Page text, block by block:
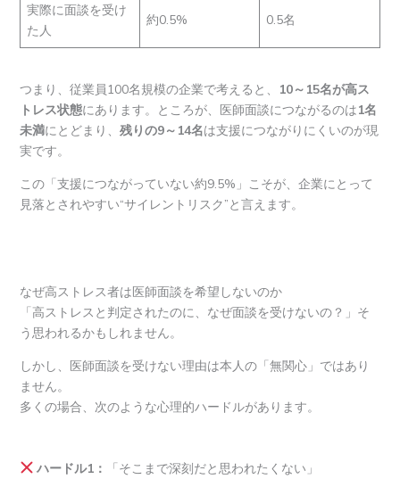
実際に面談を受け
た人
約0.5% 0.5名
つまり、従業員100名規模の企業で考えると、
10～15名が高ス
トレス状態にあります。ところが、医師面談につながるのは1名
未満にとどまり、 残りの9～14名は支援につながりにくいのが現
実です。
この「支援につながっていない約9.5%」こそが、企業にとって
見落とされやすい“サイレントリスク”と言えます。
なぜ高ストレス者は医師面談を希望しないのか
「高ストレスと判定されたのに、なぜ面談を受けないの？」そ
う思われるかもしれません。
しかし、医師面談を受けない理由は本人の「無関心」ではあり
ません。
多くの場合、次のような心理的ハードルがあります。
ハードル1：
「そこまで深刻だと思われたくない」